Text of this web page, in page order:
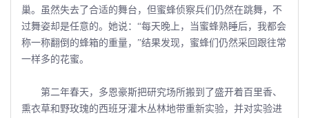
巢。虽然失去了合适的舞台，但蜜蜂侦察兵们仍然在跳舞，不
过舞姿却是任意的。她说：“每天晚上，当蜜蜂熟睡后，我都会
称一称翻倒的蜂箱的重量，”结果发现，蜜蜂们仍然采回跟往常
一样多的花蜜。
第二年春天，多恩豪斯把研究场所搬到了盛开着百里香、
熏衣草和野玫瑰的西班牙灌木丛林地带重新实验，并对实验进